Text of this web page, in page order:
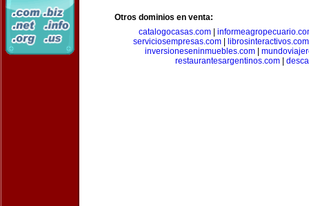
Otros dominios en venta:
catalogocasas.com
serviciosempresas.com| librosinteractivos.com
inversioneseninmuebles.com|
restaurantesargentinos.com|